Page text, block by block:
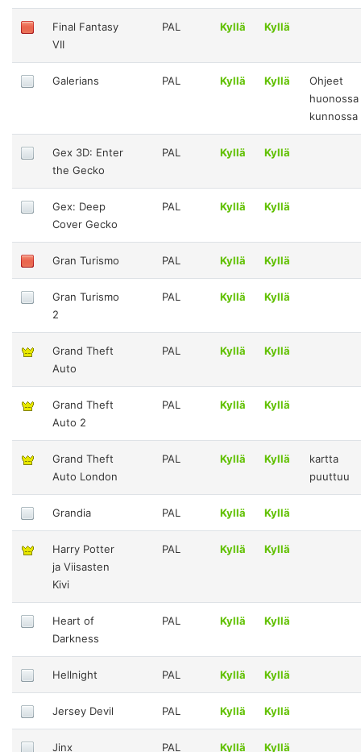
Final Fantasy
VII
PAL Kyllä Kyllä
Galerians PAL Kyllä Kyllä
Ohjeet
huonossa
kunnossa
Gex 3D: Enter
the Gecko
PAL Kyllä Kyllä
Gex: Deep
Cover Gecko
PAL Kyllä Kyllä
Gran Turismo PAL Kyllä Kyllä
Gran Turismo
2
PAL Kyllä Kyllä
Grand Theft
Auto
PAL Kyllä Kyllä
Grand Theft
Auto 2
PAL Kyllä Kyllä
Grand Theft
Auto London
PAL Kyllä Kyllä
kartta
puuttuu
Grandia PAL Kyllä Kyllä
Harry Potter
ja Viisasten
Kivi
PAL Kyllä Kyllä
Heart of
Darkness
PAL Kyllä Kyllä
Hellnight PAL Kyllä Kyllä
Jersey Devil PAL Kyllä Kyllä
Jinx PAL Kyllä Kyllä